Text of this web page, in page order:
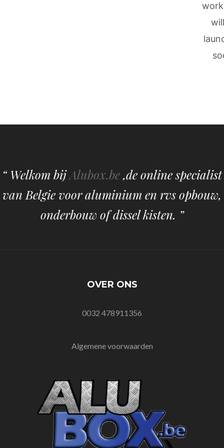
“ Welkom bijAlubox.be,de online specialist
van Belgie voor aluminium en rvs opbouw,
onderbouw of dissel kisten. ”
OVER ONS
0032 478911356
Algemene voorwaarden